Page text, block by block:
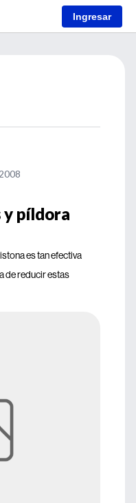
Ingresar
y píldora
es tan efectiva
de reducir estas